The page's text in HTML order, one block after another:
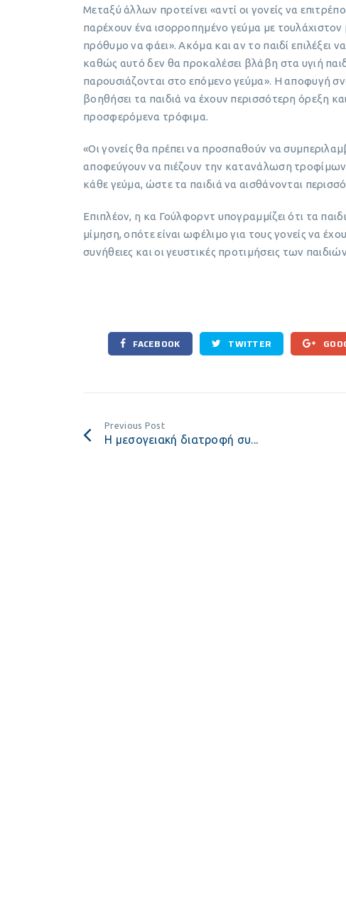
Μεταξύ άλλων προτείνει «αντί οι γονείς να
παρέχουν ένα ισορροπημένο γεύμα με τουλάχιστον
πρόθυμο να φάει». Ακόμα και αν το παιδί επιλέξει
καθώς αυτό δεν θα προκαλέσει βλάβη στα υγιή
παρουσιάζονται στο επόμενο γεύμα». Η αποφυγή
βοηθήσει τα παιδιά να έχουν περισσότερη όρεξη
προσφερόμενα τρόφιμα.
«Οι γονείς θα πρέπει να προσπαθούν να
αποφεύγουν να πιέζουν την κατανάλωση τροφίμων
κάθε γεύμα, ώστε τα παιδιά να αισθάνονται
Επιπλέον, η κα Γούλφορντ υπογραμμίζει ότι τα
μίμηση, οπότε είναι ωφέλιμο για τους γονείς να
συνήθειες και οι γευστικές προτιμήσεις των
FACEBOOK TWITTER
Previous Post
Η μεσογειακή διατροφή συ...